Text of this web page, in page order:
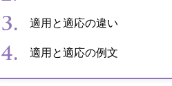
適用と適応の違い
適用と適応の例文